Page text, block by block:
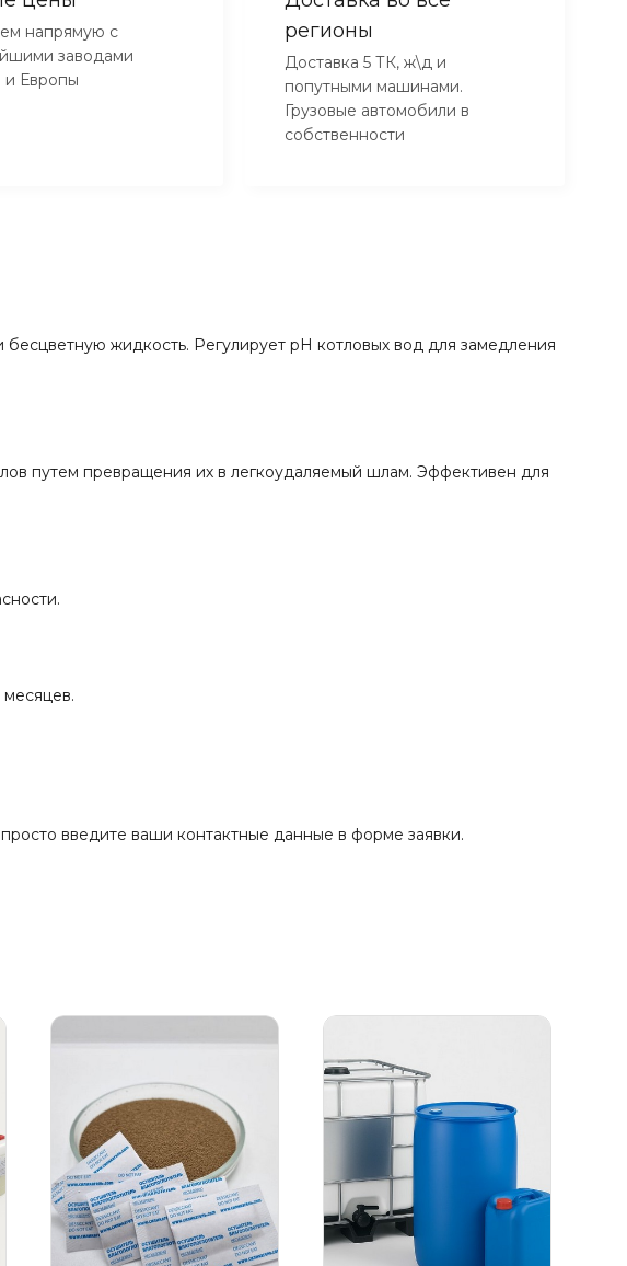
напрямую с
заводами
и Европы
регионы
Доставка 5 ТК, ж\д и
попутными машинами.
Грузовые автомобили в
собственности
жидкость. Регулирует pH котловых вод для замедления
путем превращения их в легкоудаляемый шлам. Эффективен для
месяцев.
введите ваши контактные данные в форме заявки.